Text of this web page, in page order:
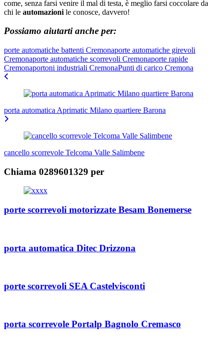
come, senza farsi venire il mal di testa, è meglio farsi coccolare da
chi le automazioni le conosce, davvero!
Possiamo aiutarti anche per:
porte automatiche battenti Cremonaporte automatiche girevoli
Cremonaporte automatiche scorrevoli Cremonaporte rapide
Cremonaportoni industriali CremonaPunti di carico Cremona
Navigazione
articoli
porta automatica Aprimatic Milano quartiere Barona
cancello scorrevole Telcoma Valle Salimbene
Chiama 0289601329 per
porte scorrevoli motorizzate Besam Bonemerse
porta automatica Ditec Drizzona
porte scorrevoli SEA Castelvisconti
porta scorrevole Portalp Bagnolo Cremasco